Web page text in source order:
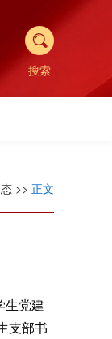
搜索
>> 正文
生党建
支部书